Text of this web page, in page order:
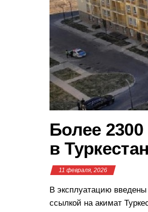
Более
в
11 февраля, 2026
В эксплуатацию
ссылкой на акимат